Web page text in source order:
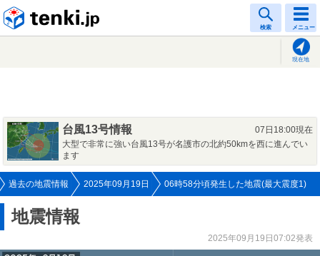
検索 メニュー
現在地
台風13号情報
07日18:00現在
大型で非常に強い台風13号が名護市の北約50kmを西に進んでい
ます
過去の地震情報 2025年09月19日 06時58分頃発生した地震(最大震度1)
地震情報
2025年09月19日07:02発表